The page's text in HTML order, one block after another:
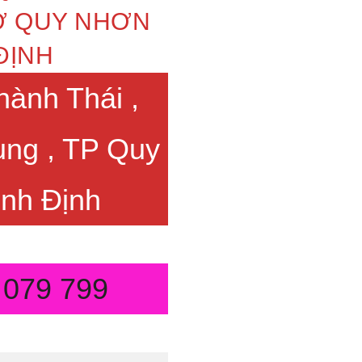
QUY NHƠN
Thái ,
, TP Quy
Định
799